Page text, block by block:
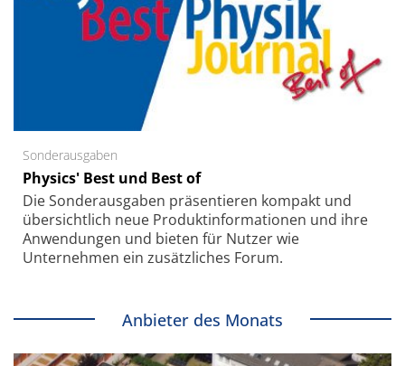
Sonderausgaben
Physics' Best und Best of
Die Sonder­ausgaben präsentieren kompakt und
übersichtlich neue Produkt­informationen und ihre
Anwendungen und bieten für Nutzer wie
Unternehmen ein zusätzliches Forum.
Anbieter des Monats